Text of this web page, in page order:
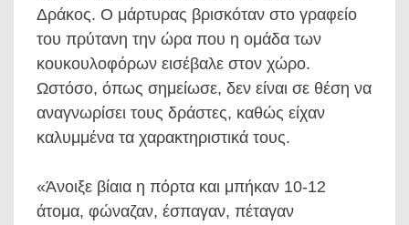
Δράκος. Ο μάρτυρας βρισκόταν στο γραφείο
του πρύτανη την ώρα που η ομάδα των
κουκουλοφόρων εισέβαλε στον χώρο.
Ωστόσο, όπως σημείωσε, δεν είναι σε θέση να
αναγνωρίσει τους δράστες, καθώς είχαν
καλυμμένα τα χαρακτηριστικά τους.
«Άνοιξε βίαια η πόρτα και μπήκαν 10-12
άτομα, φώναζαν, έσπαγαν, πέταγαν